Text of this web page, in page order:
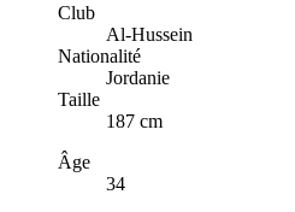
Club
Al-Hussein
Nationalité
Jordanie
Taille
187 cm
Âge
34